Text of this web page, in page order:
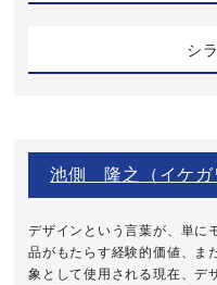
シ
池側 隆之（イケガ
デザインという言葉が、単に
品がもたらす経験的価値、ま
象として使用される現在、デ